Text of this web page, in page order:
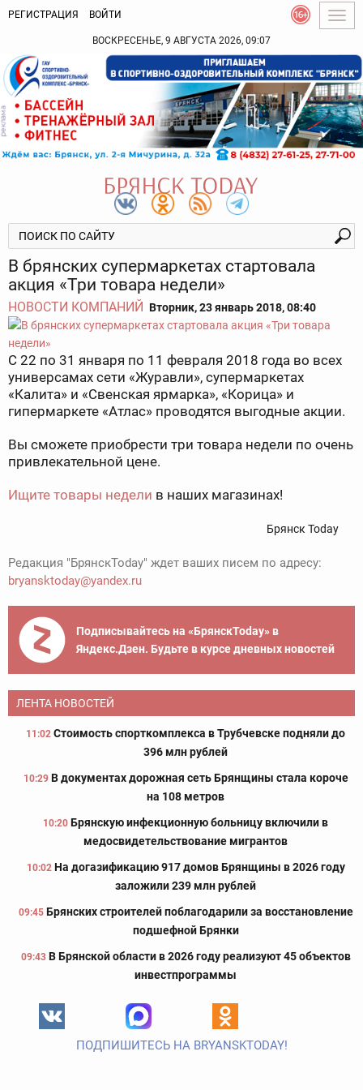
РЕГИСТРАЦИЯ ВОЙТИ
ВОСКРЕСЕНЬЕ, 9 АВГУСТА 2026, 09:07
В брянских супермаркетах стартовала
акция «Три товара недели»
НОВОСТИ КОМПАНИЙ Вторник, 23 январь 2018, 08:40
С 22 по 31 января по 11 февраля 2018 года во всех
универсамах сети «Журавли», супермаркетах
«Калита» и «Свенская ярмарка», «Корица» и
гипермаркете «Атлас» проводятся выгодные акции.
Вы сможете приобрести три товара недели по очень
привлекательной цене.
Ищите товары недели в наших магазинах!
Брянск Today
Редакция "БрянскToday" ждет ваших писем по адресу:
bryansktoday@yandex.ru
Подписывайтесь на «БрянскToday» в
Яндекс.Дзен. Будьте в курсе дневных новостей
ЛЕНТА НОВОСТЕЙ
11:02 Стоимость спорткомплекса в Трубчевске подняли до
396 млн рублей
10:29 В документах дорожная сеть Брянщины стала короче
на 108 метров
10:20 Брянскую инфекционную больницу включили в
медосвидетельствование мигрантов
10:02 На догазификацию 917 домов Брянщины в 2026 году
заложили 239 млн рублей
09:45 Брянских строителей поблагодарили за восстановление
подшефной Брянки
09:43 В Брянской области в 2026 году реализуют 45 объектов
инвестпрограммы
ПОДПИШИТЕСЬ НА BRYANSKTODAY!